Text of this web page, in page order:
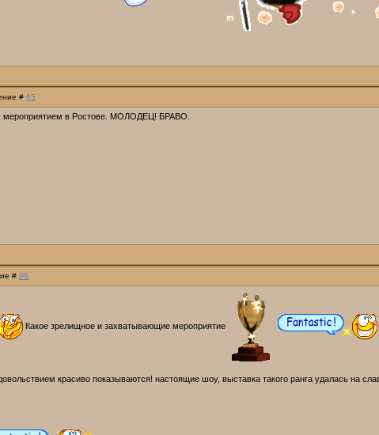
# 65
в Ростове. МОЛОДЕЦ! БРАВО.
# 66
Какое зрелищное и захватывающие мероприятие
красиво показываются! настоящие шоу, выставка такого ранга удалась на